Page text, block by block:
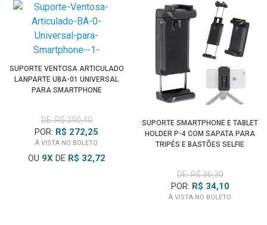
SUPORTE VENTOSA ARTICULADO
LANPARTE UBA-01 UNIVERSAL
PARA SMARTPHONE
DE: R$ 290,40
POR: R$ 272,25
À VISTA NO BOLETO
OU 9XDE R$ 32,72
SUPORTE SMARTPHONE E TABLET
HOLDER P-4 COM SAPATA PARA
TRIPÉS E BASTÕES SELFIE
DE: R$ 36,30
POR: R$ 34,10
À VISTA NO BOLETO